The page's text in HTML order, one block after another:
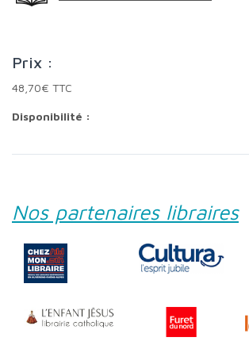
Prix :
48,70€ TTC
Disponibilité :
Nos partenaires libraires